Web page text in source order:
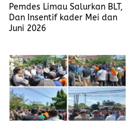
Pemdes Limau Salurkan BLT,
Dan Insentif kader Mei dan
Juni 2026